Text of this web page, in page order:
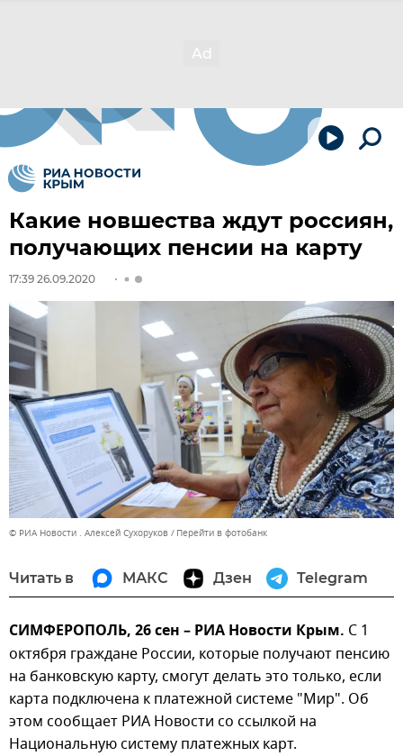
Какие новшества ждут россиян,
получающих пенсии на карту
17:39 26.09.2020
© РИА Новости . Алексей Сухоруков Перейти в фотобанк
Читать в МАКС Дзен Telegram
СИМФЕРОПОЛЬ, 26 сен – РИА Новости Крым. С 1
октября граждане России, которые получают пенсию
на банковскую карту, смогут делать это только, если
карта подключена к платежной системе "Мир". Об
этом сообщает РИА Новости со ссылкой на
Национальную систему платежных карт.